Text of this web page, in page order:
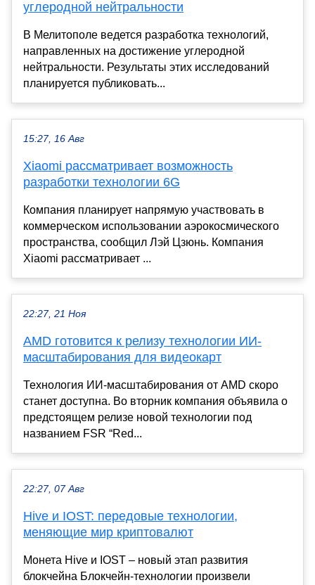
углеродной нейтральности
В Мелитополе ведется разработка технологий,
направленных на достижение углеродной
нейтральности. Результаты этих исследований
планируется публиковать...
15:27, 16 Авг
Xiaomi рассматривает возможность
разработки технологии 6G
Компания планирует напрямую участвовать в
коммерческом использовании аэрокосмического
пространства, сообщил Лэй Цзюнь. Компания
Xiaomi рассматривает ...
22:27, 21 Ноя
AMD готовится к релизу технологии ИИ-
масштабирования для видеокарт
Технология ИИ-масштабирования от AMD скоро
станет доступна. Во вторник компания объявила о
предстоящем релизе новой технологии под
названием FSR “Red...
22:27, 07 Авг
Hive и IOST: передовые технологии,
меняющие мир криптовалют
Монета Hive и IOST – новый этап развития
блокчейна Блокчейн-технологии произвели